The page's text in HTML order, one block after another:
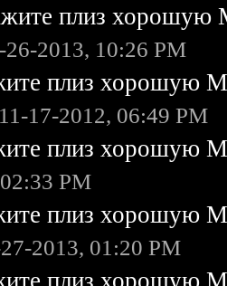
плиз хорошую
26-2013, 10:26 PM
плиз хорошую
17-2012, 06:49 PM
плиз хорошую
PM
плиз хорошую
2013, 01:20 PM